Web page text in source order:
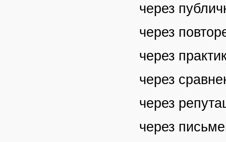
через
через
через
через
через
через